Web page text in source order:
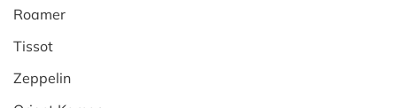
Roamer
Tissot
Zeppelin